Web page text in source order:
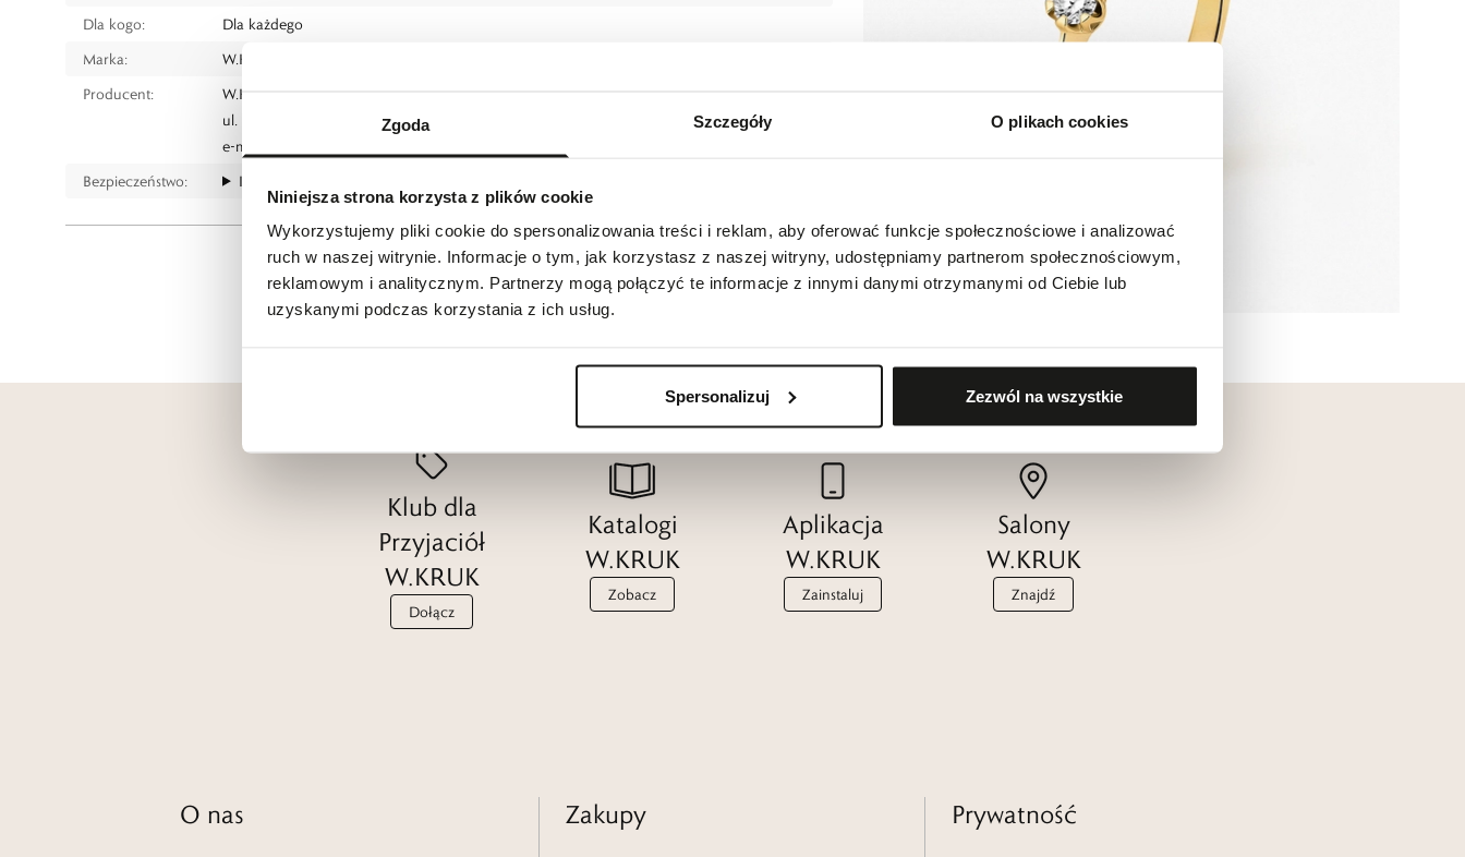
Zgoda Szczegóły O plikach cookies
Niniejsza strona korzysta z plików cookie
Wykorzystujemy pliki cookie do spersonalizowania treści i reklam, aby oferować funkcje społecznościowe i analizować
ruch w naszej witrynie. Informacje o tym, jak korzystasz z naszej witryny, udostępniamy partnerom społecznościowym,
reklamowym i analitycznym. Partnerzy mogą połączyć te informacje z innymi danymi otrzymanymi od Ciebie lub
uzyskanymi podczas korzystania z ich usług.
Spersonalizuj Zezwól na wszystkie
Dla kogo:
Dla każdego
Marka:
W.KRUK
Producent:
W.KRUK S.A
ul. Pilotów 10, 31-462 Kraków
e-mail:
Bezpieczeństwo:
Informacje o bezpieczeństwie
Klub dla
Przyjaciół
W.KRUK
Dołącz
Katalogi
W.KRUK
Zobacz
Aplikacja
W.KRUK
Zainstaluj
Salony
W.KRUK
Znajdź
O nas Zakupy Prywatność